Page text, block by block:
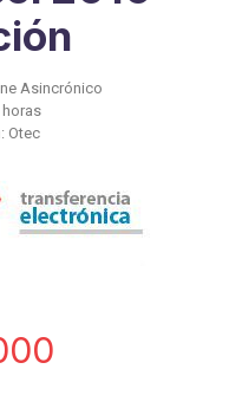
Asincrónico
horas
Otec